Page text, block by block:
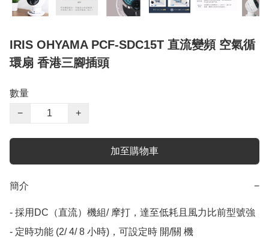
IRIS OHYAMA PCF-SDC15T 直流變頻 空氣循
環扇 香港三腳插頭
數量
−
+
加至購物車
簡介 −
- 採用DC（直流）機組/ 摩打，達至低耗且風力比前型號強
- 定時功能 (2/ 4/ 8 小時)，可設定時 開/關 機